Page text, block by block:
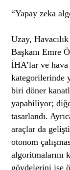
“Yapay zeka
Uzay,
Başkanı Emre
İHA’lar ve
kategorilerinde
biri döner
yapabiliyor;
tasarlandı.
araçlar da
otonom
algoritmalarını
gövdelerini ise